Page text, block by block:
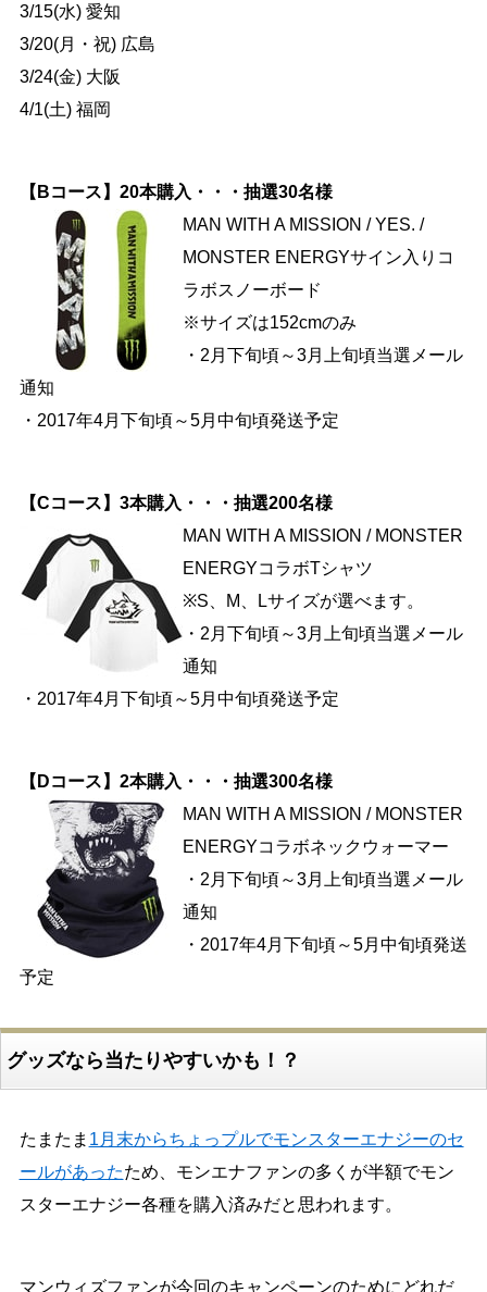
3/15(水) 愛知
3/20(月・祝) 広島
3/24(金) 大阪
4/1(土) 福岡
【Bコース】20本購入・・・抽選30名様
MAN WITH A MISSION / YES. /
MONSTER ENERGYサイン入りコ
ラボスノーボード
※サイズは152cmのみ
・2月下旬頃～3月上旬頃当選メール
通知
・2017年4月下旬頃～5月中旬頃発送予定
【Cコース】3本購入・・・抽選200名様
MAN WITH A MISSION / MONSTER
ENERGYコラボTシャツ
※S、M、Lサイズが選べます。
・2月下旬頃～3月上旬頃当選メール
通知
・2017年4月下旬頃～5月中旬頃発送予定
【Dコース】2本購入・・・抽選300名様
MAN WITH A MISSION / MONSTER
ENERGYコラボネックウォーマー
・2月下旬頃～3月上旬頃当選メール
通知
・2017年4月下旬頃～5月中旬頃発送
予定
グッズなら当たりやすいかも！？
たまたま 1月末からちょっプルでモンスターエナジーのセ
ールがあったため、モンエナファンの多くが半額でモン
スターエナジー各種を購入済みだと思われます。
マンウィズファンが今回のキャンペーンのためにどれだ